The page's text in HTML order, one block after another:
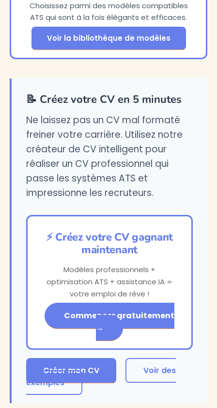
Choisissez parmi des modèles compatibles
ATS qui sont à la fois élégants et efficaces.
Voir la bibliothèque de modèles
📝 Créez votre CV en 5 minutes
Ne laissez pas un CV mal formaté
freiner votre carrière. Utilisez notre
créateur de CV intelligent pour
réaliser un CV professionnel qui
passe les systèmes ATS et
impressionne les recruteurs.
⚡ Créez votre CV gagnant
maintenant
Modèles professionnels +
optimisation ATS + assistance IA =
votre emploi de rêve !
Commencer gratuitement
→
Créer mon CV
Voir des
exemples